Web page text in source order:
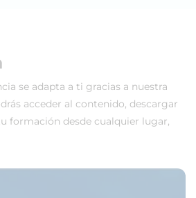
se adapta a ti gracias a nuestra
acceder al contenido, descargar
formación desde cualquier lugar,